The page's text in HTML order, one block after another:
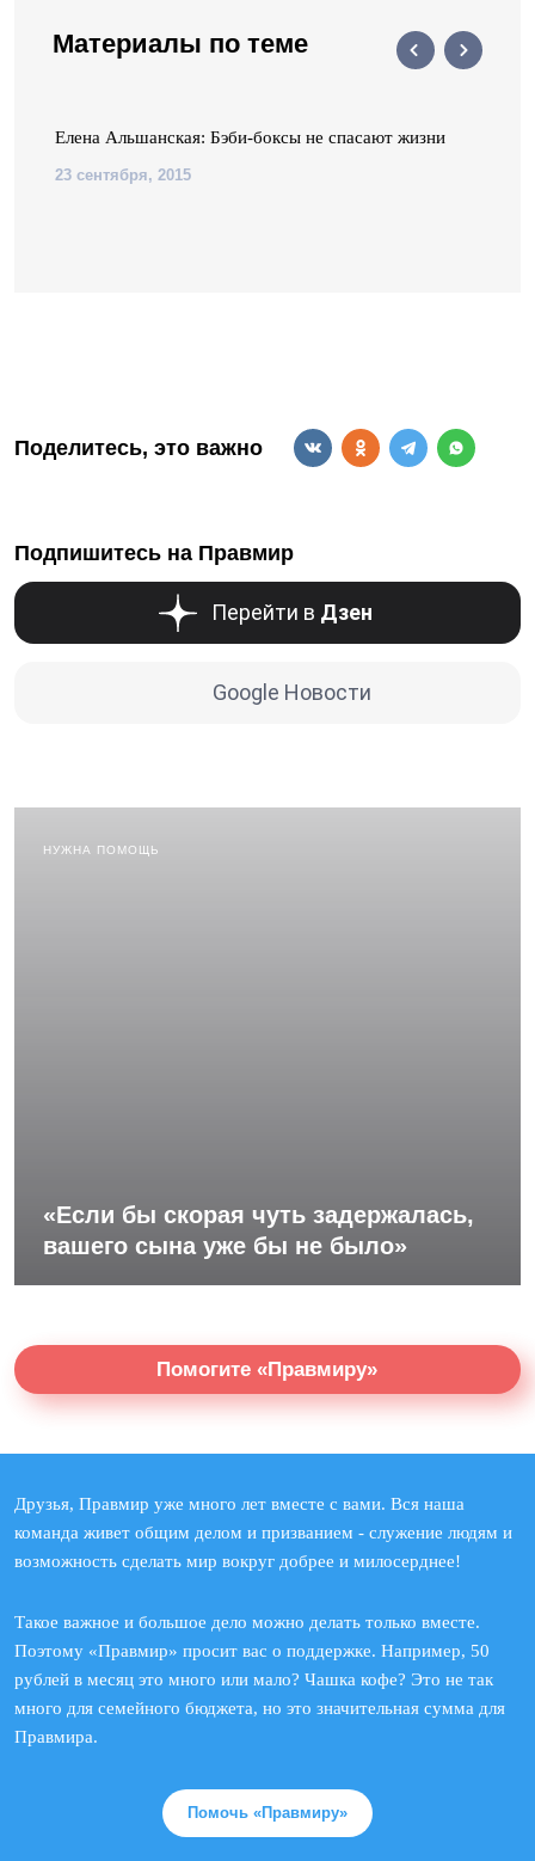
Материалы по теме
Елена Альшанская: Бэби-боксы не спасают жизни
23 сентября, 2015
Поделитесь, это важно
Подпишитесь на Правмир
Перейти в Дзен
Google Новости
НУЖНА ПОМОЩЬ
«Если бы скорая чуть задержалась,
вашего сына уже бы не было»
Помогите «Правмиру»
Друзья, Правмир уже много лет вместе с вами. Вся наша
команда живет общим делом и призванием - служение людям и
возможность сделать мир вокруг добрее и милосерднее!
Такое важное и большое дело можно делать только вместе.
Поэтому «Правмир» просит вас о поддержке. Например, 50
рублей в месяц это много или мало? Чашка кофе? Это не так
много для семейного бюджета, но это значительная сумма для
Правмира.
Помочь «Правмиру»